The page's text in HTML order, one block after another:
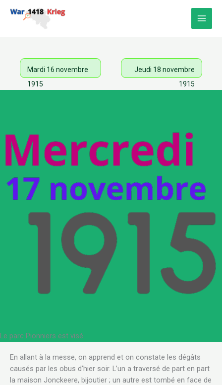
Mardi 16 novembre
1915
Jeudi 18 novembre
1915
Le parc Pionniers est visé
En allant à la messe, on apprend et on constate les dégâts
causés par les obus d’hier soir. L’un a traversé de part en part
la maison Jonckeere, bijoutier ; un autre est tombé en face de